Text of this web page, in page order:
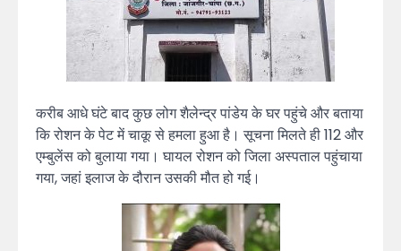
करीब आधे घंटे बाद कुछ लोग शैलेन्द्र पांडेय के घर पहुंचे और बताया
कि रोशन के पेट में चाकू से हमला हुआ है। सूचना मिलते ही 112 और
एम्बुलेंस को बुलाया गया। घायल रोशन को जिला अस्पताल पहुंचाया
गया, जहां इलाज के दौरान उसकी मौत हो गई।